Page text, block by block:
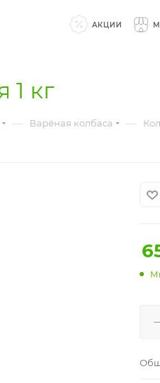
АКЦИИ
1 кг
— Варёная колбаса —